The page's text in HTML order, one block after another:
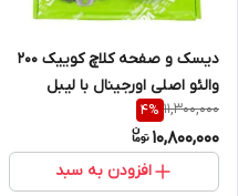
دیسک و صفحه کلاچ کوییک 200
والئو اصلی اورجینال با لیبل
اصالت کالا(خرید مستقیم از
واردکننده)
11,300,000
4%
10,800,000
افزودن به سبد